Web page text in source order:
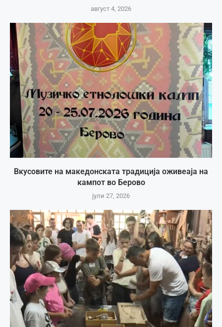
август 4, 2026
Вкусовите на македонската традиција оживеаја на
кампот во Берово
јули 27, 2026